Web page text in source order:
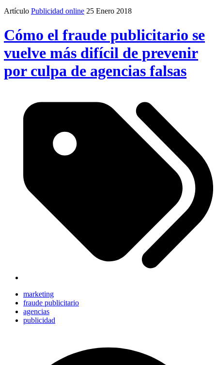
Artículo Publicidad online 25 Enero 2018
Cómo el fraude publicitario se
vuelve más difícil de prevenir
por culpa de agencias falsas
marketing
fraude publicitario
agencias
publicidad